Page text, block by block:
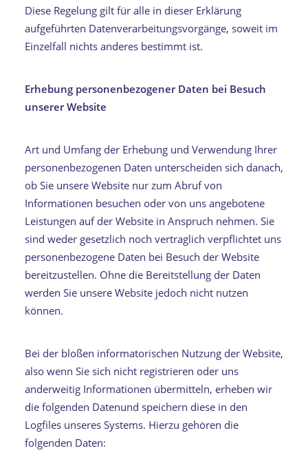
Diese Regelung gilt für alle in dieser Erklärung
aufgeführten Datenverarbeitungsvorgänge, soweit im
Einzelfall nichts anderes bestimmt ist.
Erhebung personenbezogener Daten bei Besuch
unserer Website
Art und Umfang der Erhebung und Verwendung Ihrer
personenbezogenen Daten unterscheiden sich danach,
ob Sie unsere Website nur zum Abruf von
Informationen besuchen oder von uns angebotene
Leistungen auf der Website in Anspruch nehmen. Sie
sind weder gesetzlich noch vertraglich verpflichtet uns
personenbezogene Daten bei Besuch der Website
bereitzustellen. Ohne die Bereitstellung der Daten
werden Sie unsere Website jedoch nicht nutzen
können.
Bei der bloßen informatorischen Nutzung der Website,
also wenn Sie sich nicht registrieren oder uns
anderweitig Informationen übermitteln, erheben wir
die folgenden Datenund speichern diese in den
Logfiles unseres Systems. Hierzu gehören die
folgenden Daten: